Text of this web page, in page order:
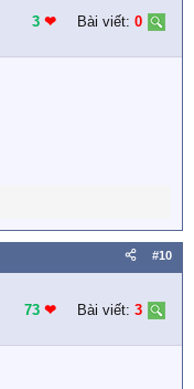
3 ❤︎ Bài viết: 0
#10
73 ❤︎ Bài viết: 3